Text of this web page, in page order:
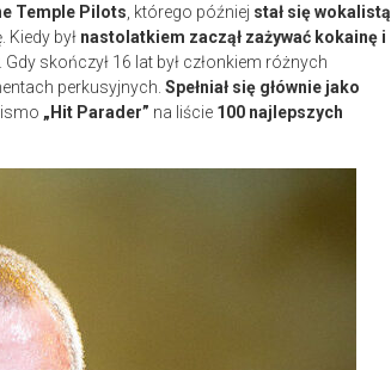
Temple Pilots , którego później stał się wokalistą
Kiedy był nastolatkiem zaczął zażywać kokainę i
skończył 16 lat był członkiem różnych
perkusyjnych. Spełniał się głównie jako
„Hit Parader” na liście 100 najlepszych